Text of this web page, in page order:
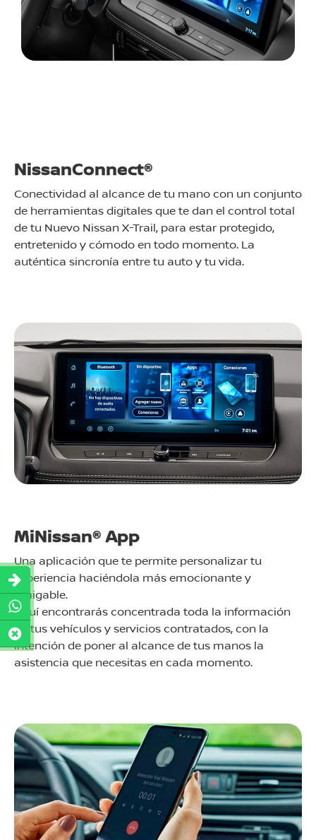
NissanConnect®
Conectividad al alcance de tu mano con un conjunto
de herramientas digitales que te dan el control total
de tu Nuevo Nissan X-Trail, para estar protegido,
entretenido y cómodo en todo momento. La
auténtica sincronía entre tu auto y tu vida.
MiNissan® App
Una aplicación que te permite personalizar tu
experiencia haciéndola más emocionante y
amigable.
Aquí encontrarás concentrada toda la información
de tus vehículos y servicios contratados, con la
intención de poner al alcance de tus manos la
asistencia que necesitas en cada momento.